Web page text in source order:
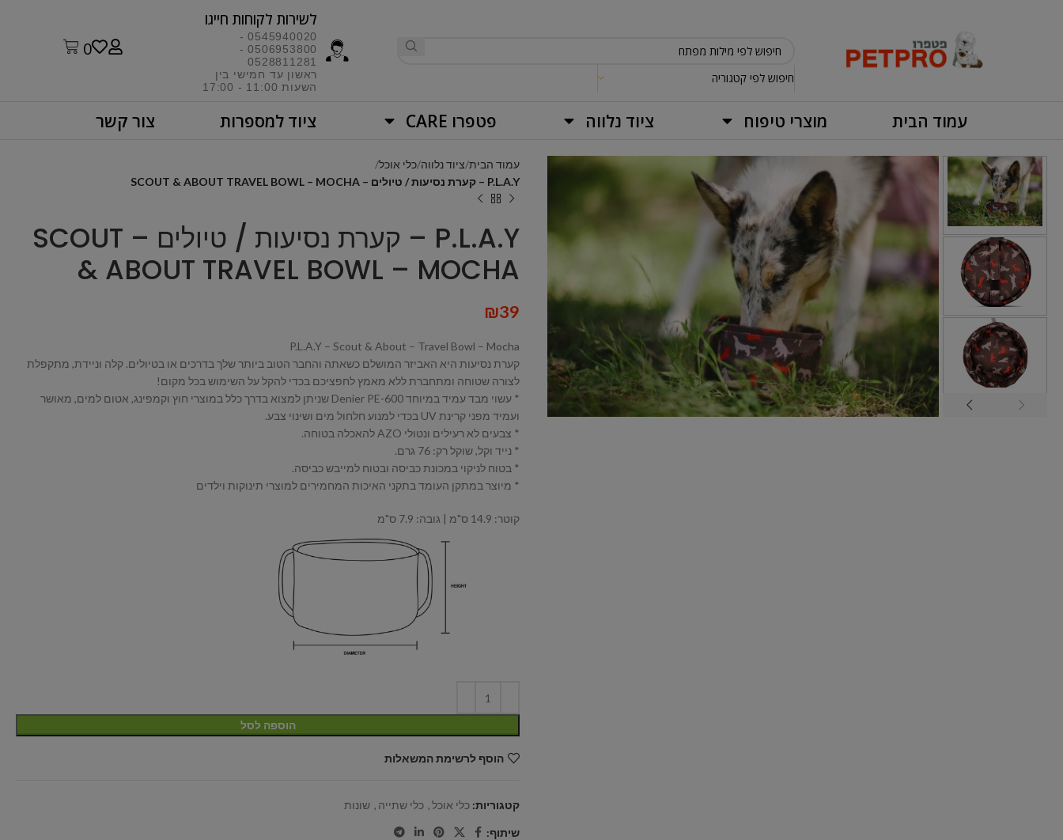
חיפוש לפי קטגוריה
לשירות לקוחות חייגו​
0545940020 -
0506953800 -
0528811281
ראשון עד חמישי בין
השעות 11:00 - 17:00​
0
עמוד הבית מוצרי טיפוח ציוד נלווה פטפרו CARE ציוד למספרות צור קשר
עמוד הבית ציוד נלווה כלי אוכל
P.L.A.Y – קערת נסיעות / טיולים – SCOUT & ABOUT TRAVEL BOWL – MOCHA
P.L.A.Y – קערת נסיעות / טיולים – SCOUT
& ABOUT TRAVEL BOWL – MOCHA
₪39
P.L.A.Y – Scout & About – Travel Bowl – Mocha
קערת נסיעות היא האביזר המושלם כשאתה והחבר הטוב ביותר שלך בדרכים או בטיולים. קלה וניידת, מתקפלת
לצורה שטוחה ומתחברת ללא מאמץ לחפציכם בכדי להקל על השימוש בכל מקום!
* עשוי מבד עמיד במיוחד 600-Denier PE שניתן למצוא בדרך כלל במוצרי חוץ וקמפינג, אטום למים, מאושר
ועמיד מפני קרינת UV בכדי למנוע חלחול מים ושינוי צבע.
* צבעים לא רעילים ונטולי AZO להאכלה בטוחה.
* נייד וקל, שוקל רק: 76 גרם.
* בטוח לניקוי במכונת כביסה ובטוח למייבש כביסה.
* מיוצר במתקן העומד בתקני האיכות המחמירים למוצרי תינוקות וילדים
קוטר: 14.9 ס"מ | גובה: 7.9 ס"מ
הוספה לסל
הוסף לרשימת המשאלות
קטגוריות: כלי אוכל, כלי שתייה , שונות
שיתוף: